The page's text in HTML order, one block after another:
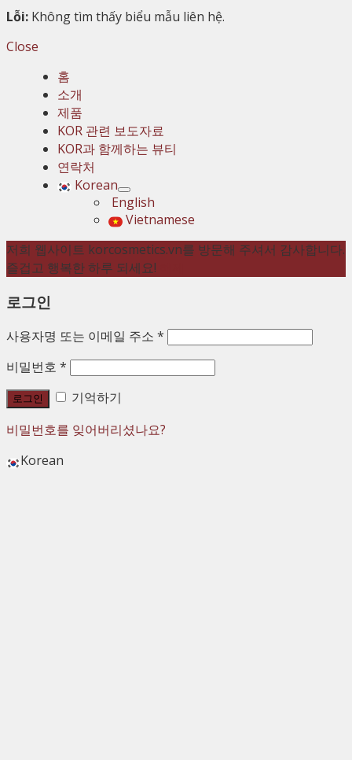
Lỗi: Không tìm thấy biểu mẫu liên hệ.
Close
홈
소개
제품
KOR 관련 보도자료
KOR과 함께하는 뷰티
연락처
Korean
English
Vietnamese
저희 웹사이트 korcosmetics.vn를 방문해 주셔서 감사합니다.
즐겁고 행복한 하루 되세요!
로그인
사용자명 또는 이메일 주소 *
비밀번호 *
로그인
기억하기
비밀번호를 잊어버리셨나요?
Korean